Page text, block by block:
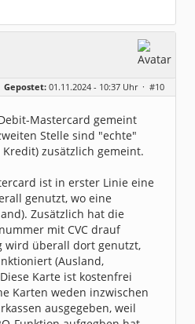
Gepostet: 01.11.2024 - 10:37 Uhr · #10
Mastercard gemeint
Stelle sind "echte"
zusätzlich gemeint.
ist in erster Linie eine
genutzt, wo eine
Zusätzlich hat die
mit CVC drauf
wird überall dort genutzt,
(Ausland,
Karte ist kostenfrei
Karten weden inzwischen
ausgegeben, weil